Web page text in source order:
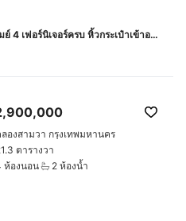
เข้าอยู่
องสามวา กรุงเทพมหานคร
ตารางวา
ห้องนอน
2 ห้องน้ำ